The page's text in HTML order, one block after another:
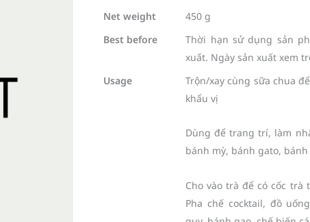
Net weight
450 g
Best before
Thời hạn sử dụng sản
xuất. Ngày sản xuất xem
Usage
Trộn/xay cùng sữa chua
khẩu vị
Dùng để trang trí, làm
bánh mỳ, bánh gato,
Cho vào trà để có cốc trà
Pha chế cocktail, đồ